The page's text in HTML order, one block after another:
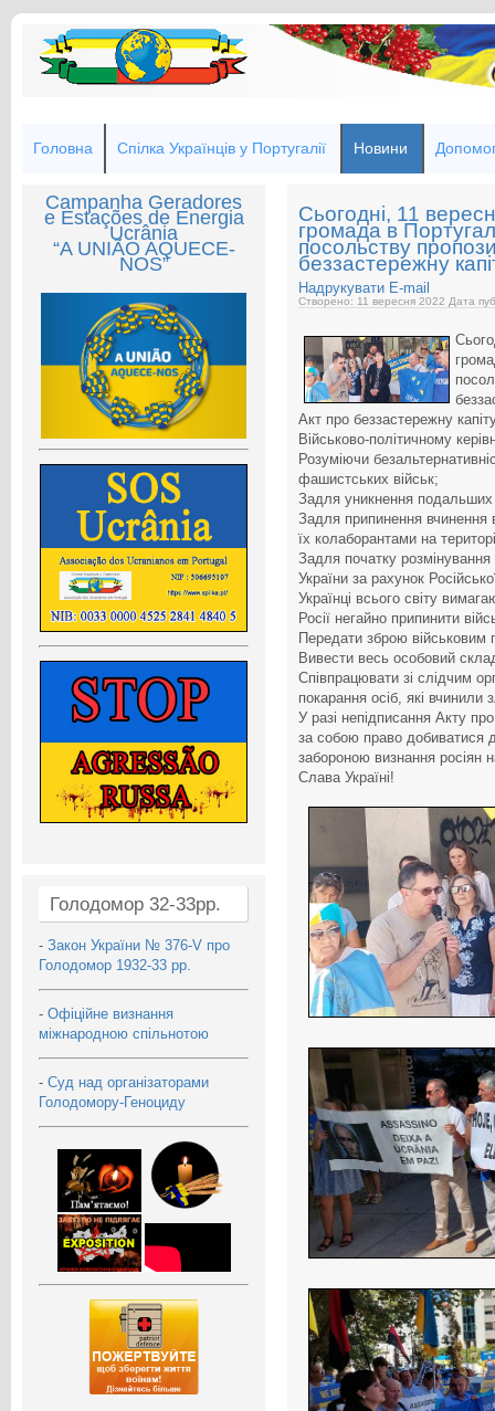
Головна Спілка Українців у Португалії Новини
Campanha Geradores
e Estações de Energia
Ucrânia
“A UNIÃO AQUECE-
NOS”
Голодомор 32-33рр.
- Закон України № 376-V про
Голодомор 1932-33 рр.
- Офіційне визнання
міжнародною спільнотою
- Суд над організаторами
Голодомору-Геноциду
Сьогодні, 11
громада в
посольству
беззастережну
Надрукувати E-mail
Створено: 11 вересня 2022 Дата
Акт про беззастережну
Військово-політичному
Розуміючи
фашистських військ;
Задля уникнення
Задля припинення вчинення
їх колаборантами на
Задля початку розмінування
України за рахунок
Українці всього світу
Росії негайно припинити
Передати зброю військовим
Вивести весь особовий склад
Співпрацювати зі слідчим
покарання осіб, які вчинили
У разі непідписання Акту
за собою право добиватися
забороною визнання росіян
Слава Україні!